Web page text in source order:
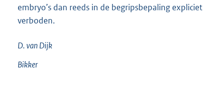
embryo’s dan reeds in de begripsbepaling expliciet
verboden.
D. vanDijk
Bikker